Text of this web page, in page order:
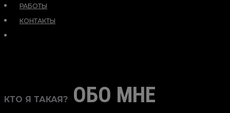
РАБОТЫ
КОНТАКТЫ
КТО Я ТАКАЯ? ОБО МНЕ